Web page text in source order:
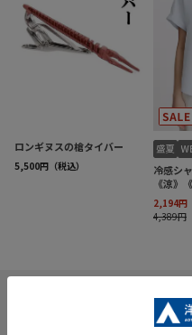
INFORMATION